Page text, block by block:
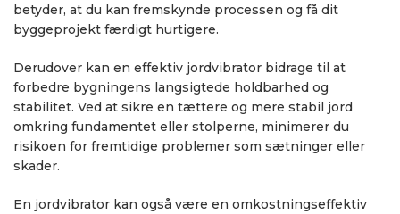
betyder, at du kan fremskynde processen og få dit
byggeprojekt færdigt hurtigere.
Derudover kan en effektiv jordvibrator bidrage til at
forbedre bygningens langsigtede holdbarhed og
stabilitet. Ved at sikre en tættere og mere stabil jord
omkring fundamentet eller stolperne, minimerer du
risikoen for fremtidige problemer som sætninger eller
skader.
En jordvibrator kan også være en omkostningseffektiv